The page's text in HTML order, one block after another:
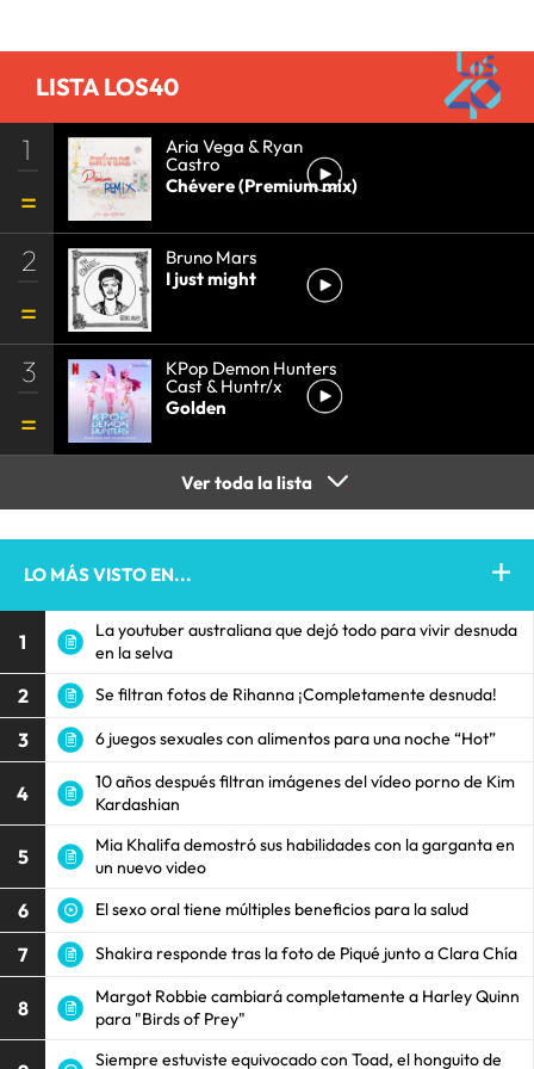
LISTA LOS40
1 Aria Vega & Ryan
Castro
Chévere (Premium mix)
2
Bruno Mars
I just might
3 KPop Demon Hunters
Cast & Huntr/x
Golden
Ver toda la lista
LO MÁS VISTO EN...
1
La youtuber australiana que dejó todo para vivir desnuda
en la selva
2 Se filtran fotos de Rihanna ¡Completamente desnuda!
3 6 juegos sexuales con alimentos para una noche “Hot”
4
10 años después filtran imágenes del vídeo porno de Kim
Kardashian
5
Mia Khalifa demostró sus habilidades con la garganta en
un nuevo video
6 El sexo oral tiene múltiples beneficios para la salud
7 Shakira responde tras la foto de Piqué junto a Clara Chía
8
Margot Robbie cambiará completamente a Harley Quinn
para "Birds of Prey"
Siempre estuviste equivocado con Toad, el honguito de